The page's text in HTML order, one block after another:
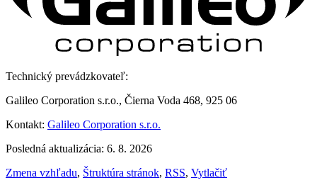
Technický prevádzkovateľ:
Galileo Corporation s.r.o., Čierna Voda 468, 925 06
Kontakt: Galileo Corporation s.r.o.
Posledná aktualizácia: 6. 8. 2026
Zmena vzhľadu, Štruktúra stránok, RSS, Vytlačiť